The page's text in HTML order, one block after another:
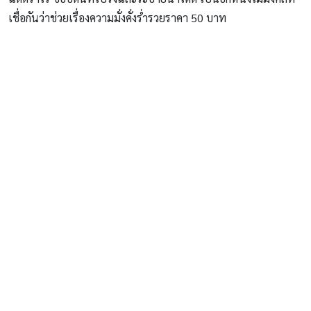
เชื่อกันว่าช่วยเรื่องความมั่งคั่งร่ำรวยราคา 50 บาท